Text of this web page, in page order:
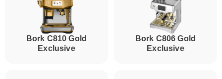
Bork C810 Gold
Exclusive
Bork C806 Gold
Exclusive